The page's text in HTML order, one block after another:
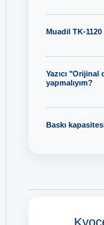
Muadil TK-
Yazıcı
yapmalıyım?
Baskı